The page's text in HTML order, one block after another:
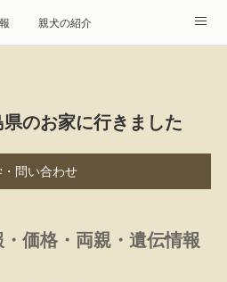
親犬の紹介
アクセス
引に基づく表記
のお家に行きました
・問い合わせ
価格・両親・遺伝情報